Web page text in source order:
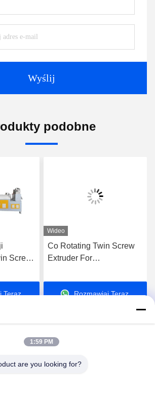
Wyślij
podobne
Screw
Teraz.
Wideo
Co Rotating Twin Screw
Extruder For
High Filler Masterbatches
Rozmawiaj Teraz.
Machinery Technology Co.,
1:59 PM
are you looking for?